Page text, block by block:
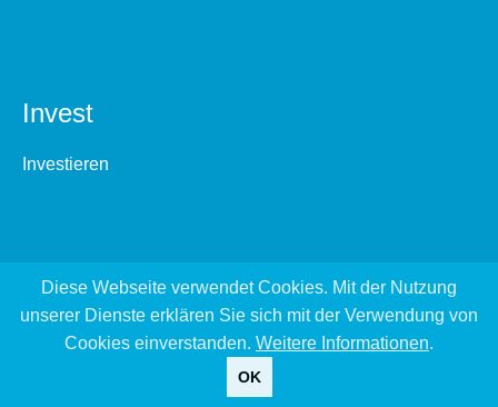
Invest
Investieren
Diese Webseite verwendet Cookies. Mit der Nutzung
unserer Dienste erklären Sie sich mit der Verwendung von
Cookies einverstanden. Weitere Informationen.
OK